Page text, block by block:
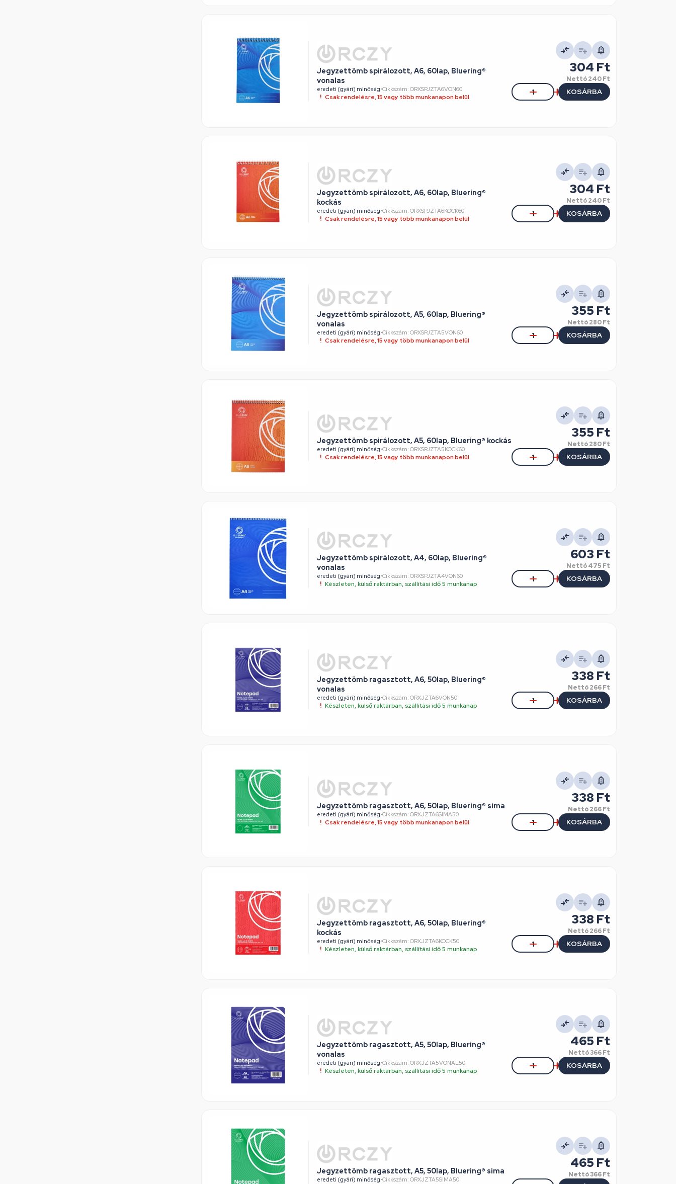
Jegyzettömb spirálozott, A6, 60lap, Bluering®
vonalas
eredeti (gyári) minőség•Cikkszám: ORXSPJZTA6VON60
Csak rendelésre, 15 vagy több munkanapon belül
304 Ft
Nettó240 Ft
KOSÁRBA
Jegyzettömb spirálozott, A6, 60lap, Bluering®
kockás
eredeti (gyári) minőség•Cikkszám: ORXSPJZTA6KOCK60
Csak rendelésre, 15 vagy több munkanapon belül
304 Ft
Nettó240 Ft
KOSÁRBA
Jegyzettömb spirálozott, A5, 60lap, Bluering®
vonalas
eredeti (gyári) minőség•Cikkszám: ORXSPJZTA5VON60
Csak rendelésre, 15 vagy több munkanapon belül
355 Ft
Nettó280 Ft
KOSÁRBA
Jegyzettömb spirálozott, A5, 60lap, Bluering® kockás
eredeti (gyári) minőség•Cikkszám: ORXSPJZTA5KOCK60
Csak rendelésre, 15 vagy több munkanapon belül
355 Ft
Nettó280 Ft
KOSÁRBA
Jegyzettömb spirálozott, A4, 60lap, Bluering®
vonalas
eredeti (gyári) minőség•Cikkszám: ORXSPJZTA4VON60
Készleten, külső raktárban, szállítási idő 5 munkanap
603 Ft
Nettó475 Ft
KOSÁRBA
Jegyzettömb ragasztott, A6, 50lap, Bluering®
vonalas
eredeti (gyári) minőség•Cikkszám: ORXJZTA6VON50
Készleten, külső raktárban, szállítási idő 5 munkanap
338 Ft
Nettó266 Ft
KOSÁRBA
Jegyzettömb ragasztott, A6, 50lap, Bluering® sima
eredeti (gyári) minőség•Cikkszám: ORXJZTA6SIMA50
Csak rendelésre, 15 vagy több munkanapon belül
338 Ft
Nettó266 Ft
KOSÁRBA
Jegyzettömb ragasztott, A6, 50lap, Bluering®
kockás
eredeti (gyári) minőség•Cikkszám: ORXJZTA6KOCK50
Készleten, külső raktárban, szállítási idő 5 munkanap
338 Ft
Nettó266 Ft
KOSÁRBA
Jegyzettömb ragasztott, A5, 50lap, Bluering®
vonalas
eredeti (gyári) minőség•Cikkszám: ORXJZTA5VONAL50
Készleten, külső raktárban, szállítási idő 5 munkanap
465 Ft
Nettó366 Ft
KOSÁRBA
Jegyzettömb ragasztott, A5, 50lap, Bluering® sima
eredeti (gyári) minőség•Cikkszám: ORXJZTA5SIMA50
465 Ft
Nettó366 Ft